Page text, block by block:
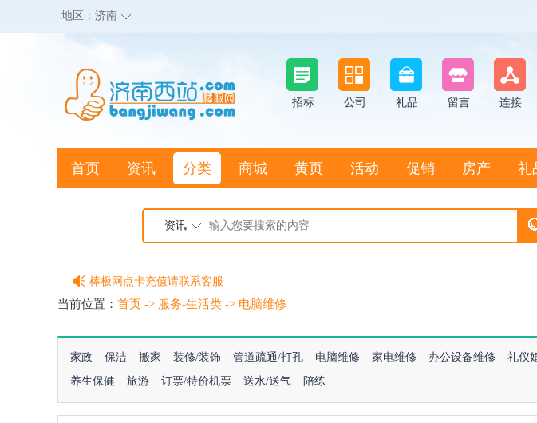
地区： 济南
招标 公司 礼品 留言 连接
首页 资讯 分类 商城 黄页 活动 促销 房产 礼
资讯
棒极网点卡充值请联系客服
客服QQ:2692290505
当前位置： 首页 -> 服务-生活类 -> 电脑维修
家政 保洁 搬家 装修/装饰 管道疏通/打孔 电脑维修 家电维修 办公设备维修 礼仪
养生保健
旅游 订票/特价机票 送水/送气 陪练